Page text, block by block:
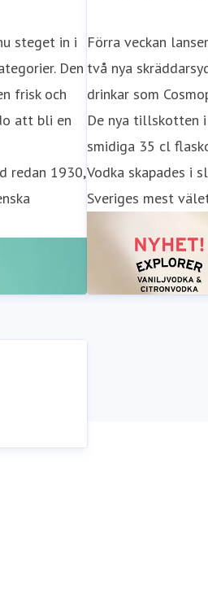
steget in i
Den
frisk och
att bli en
redan 1930,
Förra veckan
två nya
drinkar som
De nya tillskotten
smidiga 35 cl
Vodka skapades i
Sveriges mest